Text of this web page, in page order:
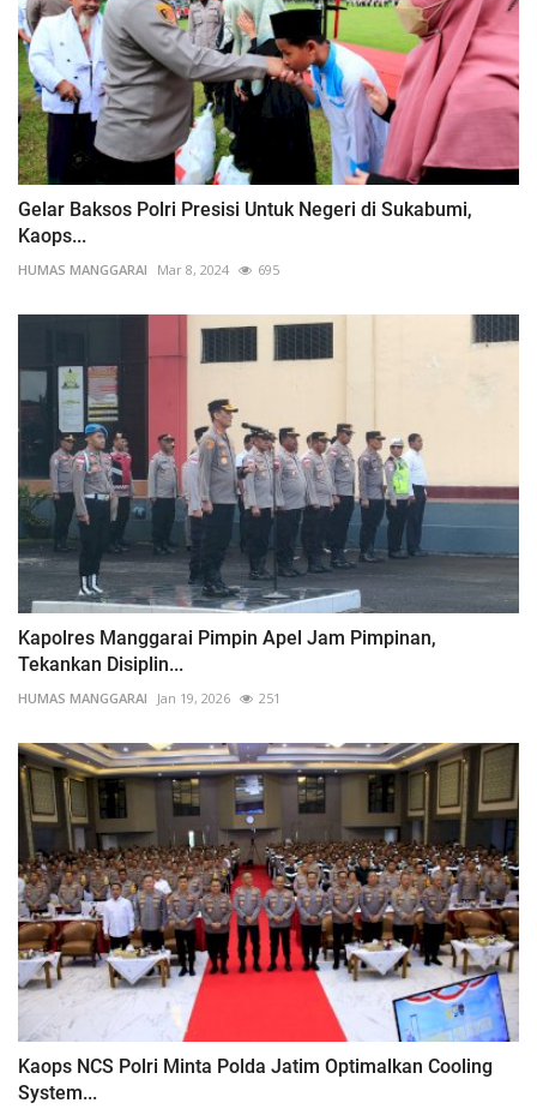
Gelar Baksos Polri Presisi Untuk Negeri di Sukabumi,
Kaops...
HUMAS MANGGARAI Mar 8, 2024 695
Kapolres Manggarai Pimpin Apel Jam Pimpinan,
Tekankan Disiplin...
HUMAS MANGGARAI Jan 19, 2026 251
Kaops NCS Polri Minta Polda Jatim Optimalkan Cooling
System...